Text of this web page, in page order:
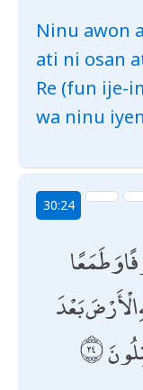
Ninu awon
ati ni osan
Re (fun ije-
wa ninu
30:24
وَطَمَعًا
بَعْدَ